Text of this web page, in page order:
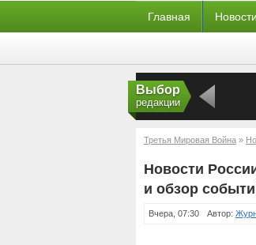
Главная Новости
Выбор
редакции
Третья Мировая Война »
обзор событий дня, 28 марта
Новости
и обзор
Вчера, 07:30 Автор: